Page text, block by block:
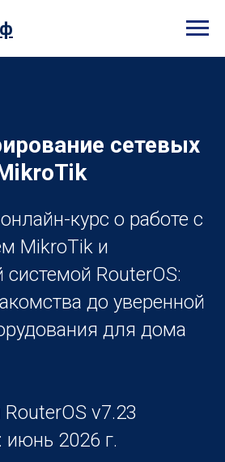
сетевых
курс о работе с
MikroTik и
RouterOS:
до уверенной
для дома
v7.23
июнь 2026 г.